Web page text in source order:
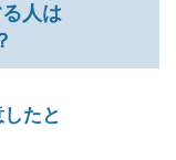
人は
たと